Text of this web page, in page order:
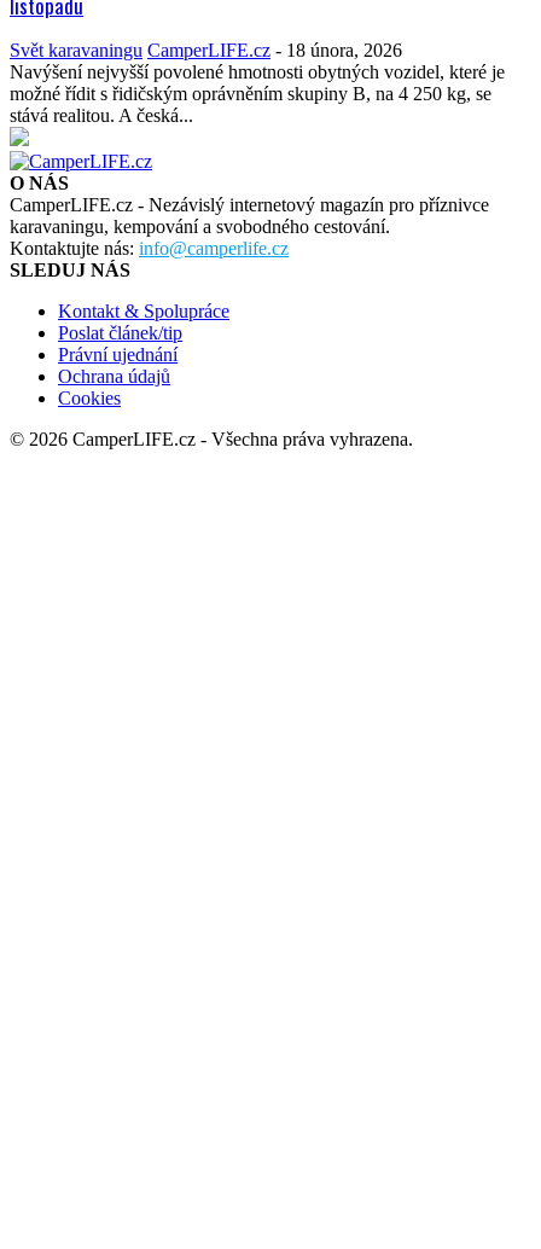
Svět karavaningu CamperLIFE.cz - 18 února, 2026
Navýšení nejvyšší povolené hmotnosti obytných vozidel, které je
možné řídit s řidičským oprávněním skupiny B, na 4 250 kg, se
stává realitou. A česká...
O NÁS
CamperLIFE.cz - Nezávislý internetový magazín pro příznivce
karavaningu, kempování a svobodného cestování.
Kontaktujte nás: info@camperlife.cz
SLEDUJ NÁS
Kontakt & Spolupráce
Poslat článek/tip
Právní ujednání
Ochrana údajů
Cookies
© 2026 CamperLIFE.cz - Všechna práva vyhrazena.